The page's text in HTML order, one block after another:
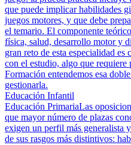
que puede implicar habilidades
juegos motores, y que debe
el temario. El componente
física, salud, desarrollo motor y
gran reto de esta especialidad
con el estudio, algo que
Formación entendemos esa
gestionarla.
Educación Infantil
Educación PrimariaLas
que mayor número de plazas
exigen un perfil más generalista
de sus rasgos más distintivos: